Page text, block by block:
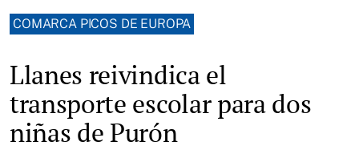
COMARCA PICOS DE EUROPA
Llanes reivindica el
transporte escolar para dos
niñas de Purón